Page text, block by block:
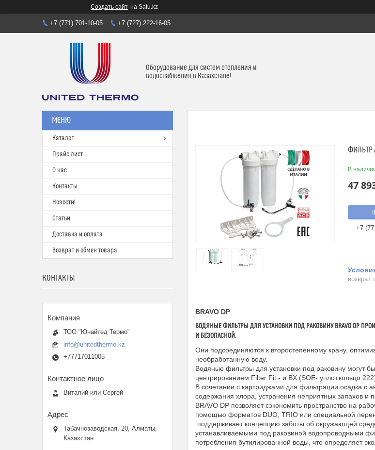
Создать сайт на Satu.kz
+7 (771) 701-10-05 +7 (727) 222-16-05
Оборудование для систем отопления и
водоснабжения в Казахстане!
ФИЛЬТР
В
47
+7
возврат
BRAVO DP
ВОДЯНЫЕ ФИЛЬТРЫ ДЛЯ УСТАНОВКИ ПОД РАКОВИНУ BRAVO DP
И БЕЗОПАСНОЙ.
Они подсоединяются к второстепенному крану,
необработанную воду.
Водяные фильтры для установки под раковину могут
центрированием Filter Fit - и BX (SOE- уплот.кольцо
В сочетании с картриджами для фильтрации осадка с
содержания хлора, устранения неприятных запахов и
BRAVO DP позволяет сэкономить пространство на
помощью форматов DUO, TRIO или специальной
поддерживает концепцию заботы об окружающей
устанавливаемыми под раковиной водопроводными
потребления бутилированной воды, что определяет
Каталог
Прайс лист
О нас
Контакты
Новости!
Статьи
Доставка и оплата
Возврат и обмен товара
КОНТАКТЫ
ТОО "Юнайтед Термо"
info@unitedthermo.kz
+77717011005
Виталий или Сергей
Табачнозаводская, 20, Алматы,
Казахстан